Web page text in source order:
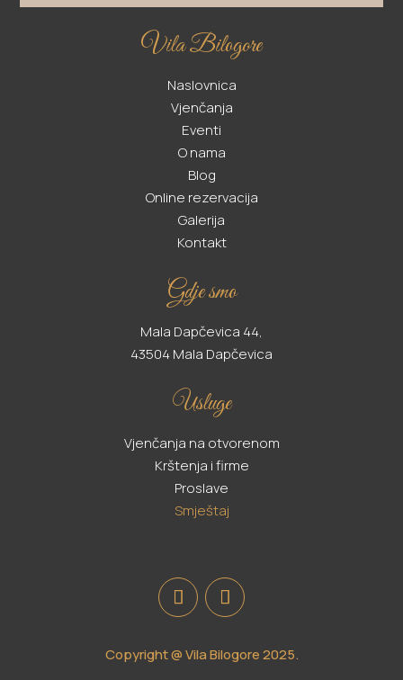
Vila Bilogore
Naslovnica
Vjenčanja
Eventi
O nama
Blog
Online rezervacija
Galerija
Kontakt
Gdje smo
Mala Dapčevica 44,
43504 Mala Dapčevica
Usluge
Vjenčanja na otvorenom
Krštenja i firme
Proslave
Smještaj
Copyright @ Vila Bilogore 2025.